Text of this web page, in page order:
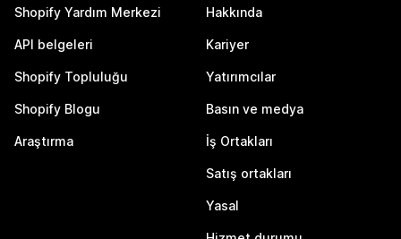
Shopify Yardım Merkezi
API belgeleri
Shopify Topluluğu
Shopify Blogu
Araştırma
Hakkında
Kariyer
Yatırımcılar
Basın ve medya
İş Ortakları
Satış ortakları
Yasal